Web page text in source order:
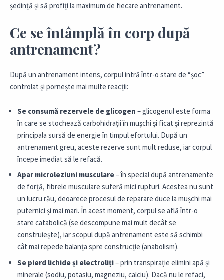
ședință și să profiți la maximum de fiecare antrenament.
Ce se întâmplă în corp după
antrenament?
După un antrenament intens, corpul intră într-o stare de “șoc”
controlat și pornește mai multe reacții:
Se consumă rezervele de glicogen – glicogenul este forma
în care se stochează carbohidrații în mușchi și ficat și reprezintă
principala sursă de energie în timpul efortului. După un
antrenament greu, aceste rezerve sunt mult reduse, iar corpul
începe imediat să le refacă.
Apar microleziuni musculare– în special după antrenamente
de forță, fibrele musculare suferă mici rupturi. Acestea nu sunt
un lucru rău, deoarece procesul de reparare duce la mușchi mai
puternici și mai mari. În acest moment, corpul se află într-o
stare catabolică (se descompune mai mult decât se
construiește), iar scopul după antrenament este să schimbi
cât mai repede balanța spre construcție (anabolism).
Se pierd lichide și electroliți– prin transpirație elimini apă și
minerale (sodiu, potasiu, magneziu, calciu). Dacă nu le refaci,